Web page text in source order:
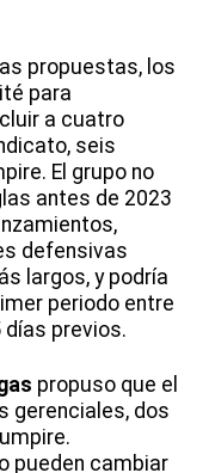
propuestas, los
para
a cuatro
seis
El grupo no
antes de 2023
defensivas
largos, y podría
periodo entre
previos.
propuso que el
gerenciales, dos
pueden cambiar